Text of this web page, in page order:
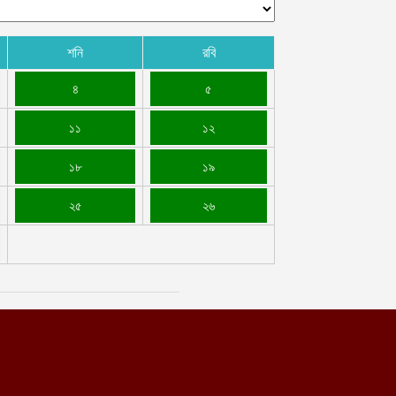
৪, ২০২৬
ভিডিও || ইমারাতে ইসলামিয়ার কাবুলে চালু হলো জন্মগত হৃদরোগে
শনি রবি
৪ ৫
১১ ১২
১৮ ১৯
২৫ ২৬